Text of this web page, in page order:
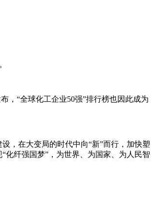
，“全球化工企业50强”排行榜也因此成为
，在大变局的时代中向“新”而行，加快塑
化纤强国梦”，为世界、为国家、为人民智